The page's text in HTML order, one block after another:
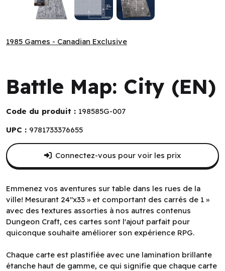
1985 Games - Canadian Exclusive
Battle Map: City (EN)
Code du produit : 198585G-007
UPC : 9781733376655
Emmenez vos aventures sur table dans les rues de la
ville! Mesurant 24"x33 » et comportant des carrés de 1 »
avec des textures assorties à nos autres contenus
Dungeon Craft, ces cartes sont l'ajout parfait pour
quiconque souhaite améliorer son expérience RPG.
Chaque carte est plastifiée avec une lamination brillante
étanche haut de gamme, ce qui signifie que chaque carte
Connectez-vous pour voir les prix